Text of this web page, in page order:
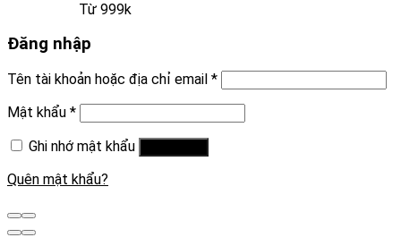
Từ 999k
Đăng nhập
Tên tài khoản hoặc địa chỉ email *
Mật khẩu *
Ghi nhớ mật khẩu
Quên mật khẩu?